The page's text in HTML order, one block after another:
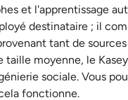
et l'apprentissage
destinataire ; il
tant de
taille moyenne, le
sociale. Vous
fonctionne.